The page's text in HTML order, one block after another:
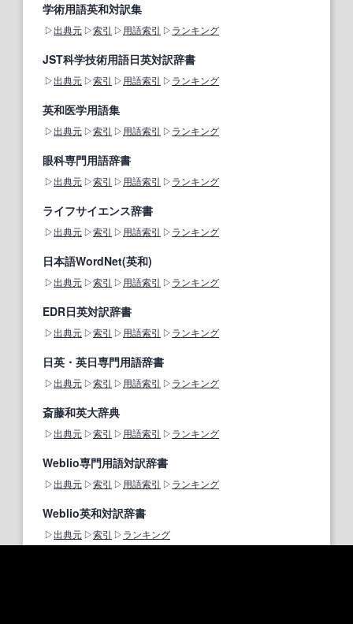
学術用語英和対訳集
出典元 索引 用語索引 ランキング
JST科学技術用語日英対訳辞書
出典元 索引 用語索引 ランキング
英和医学用語集
出典元 索引 用語索引 ランキング
眼科専門用語辞書
出典元 索引 用語索引 ランキング
ライフサイエンス辞書
出典元 索引 用語索引 ランキング
日本語WordNet(英和)
出典元 索引 用語索引 ランキング
EDR日英対訳辞書
出典元 索引 用語索引 ランキング
日英・英日専門用語辞書
出典元 索引 用語索引 ランキング
斎藤和英大辞典
出典元 索引 用語索引 ランキング
Weblio専門用語対訳辞書
出典元 索引 用語索引 ランキング
Weblio英和対訳辞書
出典元 索引 ランキング